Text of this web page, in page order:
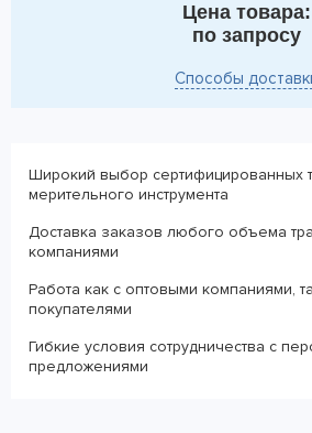
Цена товара:
по запросу
Способы
Широкий выбор сертифицированных
мерительного инструмента
Доставка заказов любого объема
компаниями
Работа как с оптовыми компаниями,
покупателями
Гибкие условия сотрудничества с
предложениями